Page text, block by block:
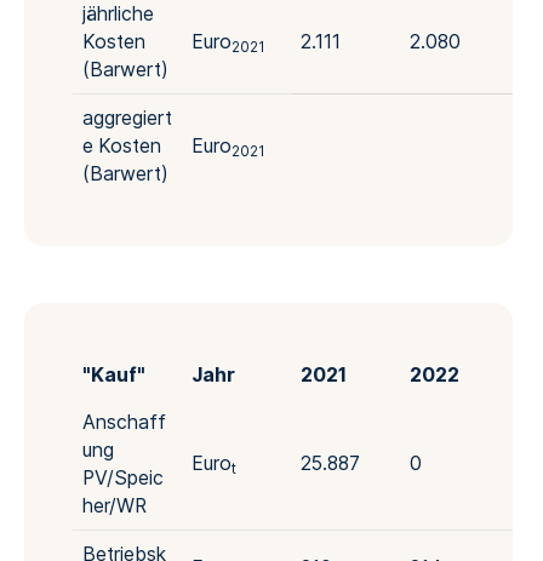
jährliche
Kosten
(Barwert)
Euro2021 2.111 2.080
aggregiert
e Kosten
(Barwert)
Euro2021
"Kauf" Jahr 2021 2022
Anschaff
ung
PV/Speic
her/WR
Eurot 25.887 0
Betriebsk